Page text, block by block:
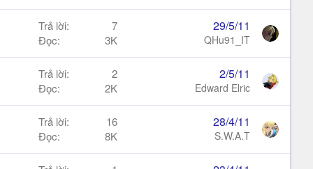
Trả lời
7
Đọc
3K
29/5/11
QHu91_IT
Trả lời
2
Đọc
2K
2/5/11
Edward Elric
Trả lời
16
Đọc
8K
28/4/11
S.W.A.T